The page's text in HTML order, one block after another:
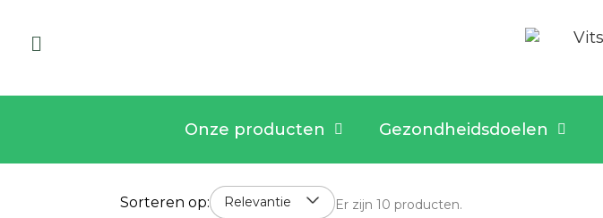
Onze producten Gezondheidsdoelen
Sorteren op: Relevantie Er zijn 10 producten.